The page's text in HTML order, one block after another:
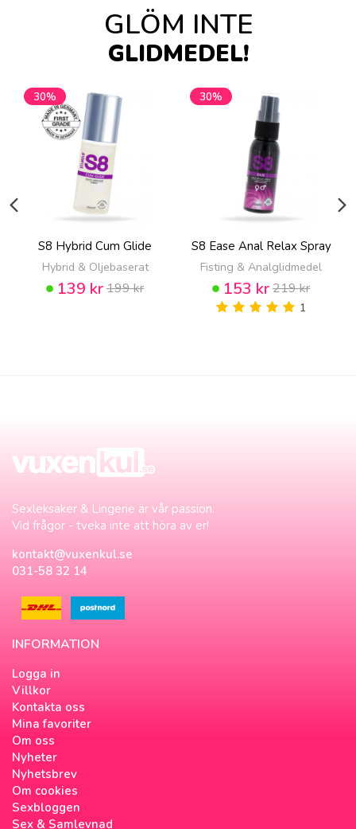
GLÖM INTE
GLIDMEDEL!
30%
S8 Hybrid Cum Glide
Hybrid & Oljebaserat
139 kr199 kr
30%
S8 Ease Anal Relax Spray
Fisting & Analglidmedel
153 kr219 kr
1
Sexleksaker & Lingerie är vår passion.
Vid frågor - tveka inte att höra av er!
kontakt@vuxenkul.se
031-58 32 14
INFORMATION
Logga in
Villkor
Kontakta oss
Mina favoriter
Om oss
Nyheter
Nyhetsbrev
Om cookies
Sexbloggen
Sex & Samlevnad